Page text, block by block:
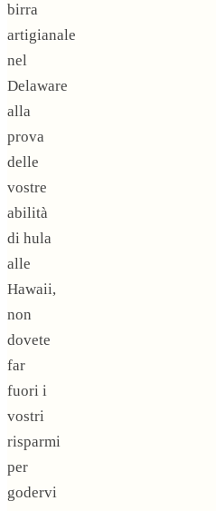
birra
artigianale
nel
Delaware
alla
prova
delle
vostre
abilità
di hula
alle
Hawaii,
non
dovete
far
fuori i
vostri
risparmi
per
godervi